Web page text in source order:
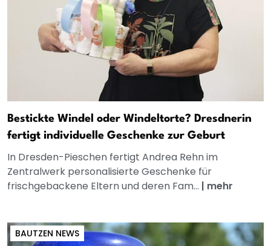
Bestickte Windel oder Windeltorte? Dresdnerin
fertigt individuelle Geschenke zur Geburt
In Dresden-Pieschen fertigt Andrea Rehn im
Zentralwerk personalisierte Geschenke für
frischgebackene Eltern und deren Fam... | mehr
BAUTZEN NEWS